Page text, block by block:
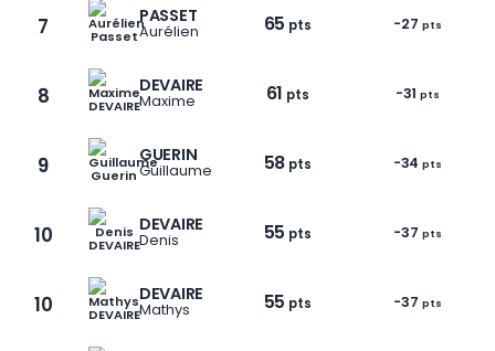
7 PASSET
Aurélien 65 pts -27 pts
8 DEVAIRE
Maxime 61 pts -31 pts
9 GUERIN
Guillaume 58 pts -34 pts
10 DEVAIRE
Denis 55 pts -37 pts
10 DEVAIRE
Mathys 55 pts -37 pts